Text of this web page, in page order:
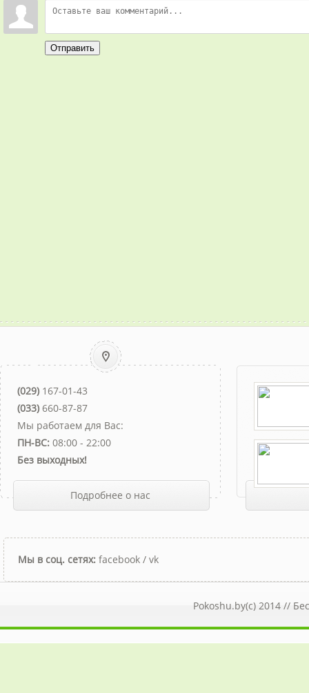
Отправить
(029) 167-01-43
(033) 660-87-87
Мы работаем для Вас:
ПН-ВС: 08:00 - 22:00
Без выходных!
Подробнее о нас
Мы в соц. сетях: facebook / vk
Pokoshu.by(c) 2014 //